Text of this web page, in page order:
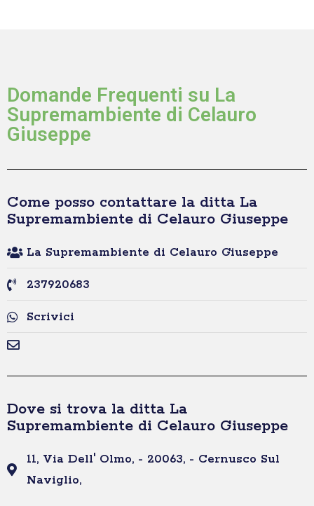
Domande Frequenti su La
Supremambiente di Celauro
Giuseppe
Come posso contattare la ditta La
Supremambiente di Celauro Giuseppe
La Supremambiente di Celauro Giuseppe
237920683
Scrivici
Dove si trova la ditta La
Supremambiente di Celauro Giuseppe
11, Via Dell' Olmo, - 20063, - Cernusco Sul
Naviglio,